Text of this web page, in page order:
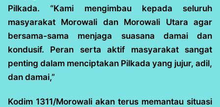
Pilkada. “Kami mengimbau kepada seluruh
masyarakat Morowali dan Morowali Utara agar
bersama-sama menjaga suasana damai dan
kondusif. Peran serta aktif masyarakat sangat
penting dalam menciptakan Pilkada yang jujur, adil,
dan damai,”
Kodim 1311/Morowali akan terus memantau situasi